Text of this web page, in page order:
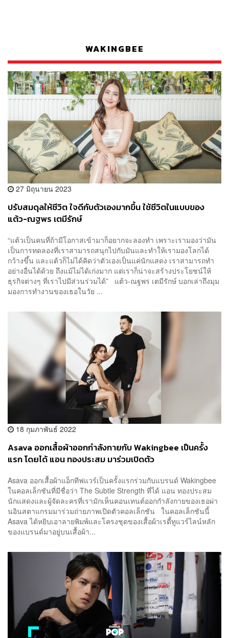
WAKINGBEE
27 มิถุนายน 2023
ปรับสมดุลให้ชีวิต ใจดีกับตัวเองมากขึ้น ใช้ชีวิตในแบบของ
แต้ว-ณฐพร เตมีรักษ์
“แต้วเป็นคนที่ถ้ามีโอกาสเข้ามาก็อยากจะลองทำ เพราะเรามองว่ามัน
เป็นการทดลองที่เราสามารถสนุกไปกับมันและทำให้เรามองโลกได้
กว้างขึ้น และแต้วก็ไม่ได้คิดว่าตัวเองเป็นแค่นักแสดง เราสามารถทำ
อย่างอื่นได้ด้วย ถึงแม้ไม่ได้เก่งมาก แต่เราก็น่าจะสร้างประโยชน์ให้
ธุรกิจต่างๆ ที่เราไปมีส่วนร่วมได้” แต้ว-ณฐพร เตมีรักษ์ บอกเล่าถึงมุม
มองการทำงานของเธอในวัย ...
18 กุมภาพันธ์ 2022
Asava ออกเสื้อผ้าออกกำลังกายกับ Wakingbee เป็นครั้ง
แรก โดยได้ แอน ทองประสม มาร่วมเปิดตัว
Asava ออกเสื้อผ้าแอ็กทีฟแวร์เป็นครั้งแรกร่วมกับแบรนด์ Wakingbee
ในคอลเล็กชันที่มีชื่อว่า The Subtle Strength ที่ได้ แอน ทองประสม
นักแสดงและผู้จัดละครที่เรามักเห็นคอนเทนต์ออกกำลังกายของเธอผ่า
นอินสตาแกรมมาร่วมถ่ายภาพเปิดตัวคอลเล็กชัน ในคอลเล็กชันนี้
Asava ได้หยิบเอาลายพิมพ์และโครงชุดของเสื้อผ้าเรดี้ทูแวร์ไลน์หลัก
ของแบรนด์มาอยู่บนเสื้อผ้า...